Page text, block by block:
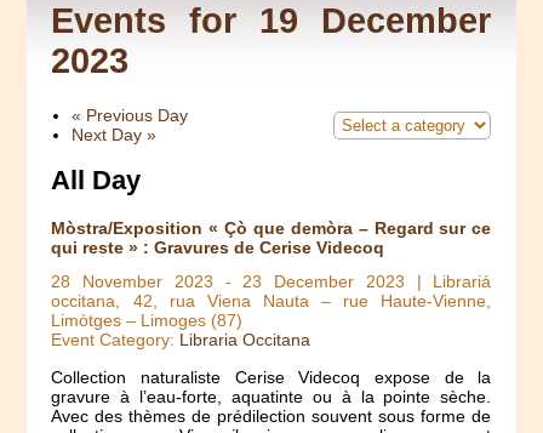
Events for 19 December
2023
« Previous Day
Next Day»
All Day
Mòstra/Exposition « Çò que demòra – Regard sur ce
qui reste » : Gravures de Cerise Videcoq
28 November 2023 -23 December 2023 | Librariá
occitana, 42, rua Viena Nauta – rue Haute-Vienne,
Limòtges – Limoges (87)
Event Category: Libraria Occitana
Collection naturaliste Cerise Videcoq expose de la
gravure à l’eau-forte, aquatinte ou à la pointe sèche.
Avec des thèmes de prédilection souvent sous forme de